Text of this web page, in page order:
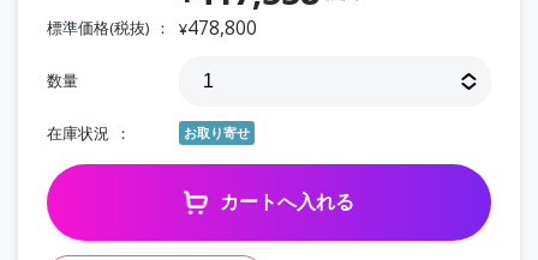
標準価格(税抜) ¥478,800
数量
在庫状況 お取り寄せ
カートへ入れる